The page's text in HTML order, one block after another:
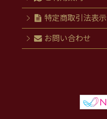
特定商取引法表示
お問い合わせ